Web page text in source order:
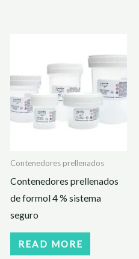
Contenedores prellenados
Contenedores prellenados
de formol 4 % sistema
seguro
READ MORE